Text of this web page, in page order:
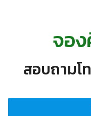
จอ
สอบถามโ